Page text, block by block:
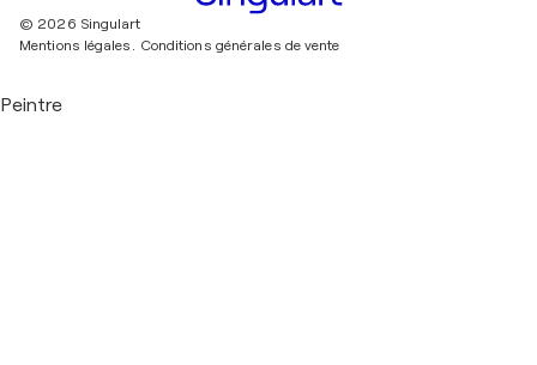
© 2026 Singulart
Mentions légales. Conditions générales de vente
Peintre